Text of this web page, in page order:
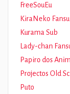
FreeSouEu
KiraNeko
Kurama Sub
Lady-chan
Papiro dos
Projectos Old
Puto